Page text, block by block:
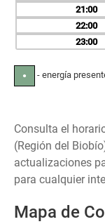
21
22
23
● - energía
Consulta el
(Región del
actualizaciones
para cualquier
Mapa de